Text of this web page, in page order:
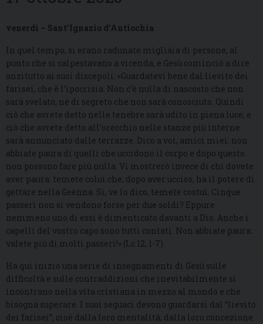
venerdì – Sant’Ignazio d’Antiochia
In quel tempo, si erano radunate migliaia di persone, al
punto che si calpestavano a vicenda, e Gesù cominciò a dire
anzitutto ai suoi discepoli: «Guardatevi bene dal lievito dei
farisei, che è l’ipocrisia. Non c’è nulla di nascosto che non
sarà svelato, né di segreto che non sarà conosciuto. Quindi
ciò che avrete detto nelle tenebre sarà udito in piena luce, e
ciò che avrete detto all’orecchio nelle stanze più interne
sarà annunciato dalle terrazze. Dico a voi, amici miei: non
abbiate paura di quelli che uccidono il corpo e dopo questo
non possono fare più nulla. Vi mostrerò invece di chi dovete
aver paura: temete colui che, dopo aver ucciso, ha il potere di
gettare nella Geènna. Sì, ve lo dico, temete costui. Cinque
passeri non si vendono forse per due soldi? Eppure
nemmeno uno di essi è dimenticato davanti a Dio. Anche i
capelli del vostro capo sono tutti contati. Non abbiate paura:
valete più di molti passeri!» (Lc 12, 1-7).
Ha qui inizio una serie di insegnamenti di Gesù sulle
difficoltà e sulle contraddizioni che inevitabilmente si
incontrano nella vita cristiana in mezzo al mondo e che
bisogna superare. I suoi seguaci devono guardarsi dal “lievito
dei farisei”, cioè dalla loro mentalità, dalla loro concezione